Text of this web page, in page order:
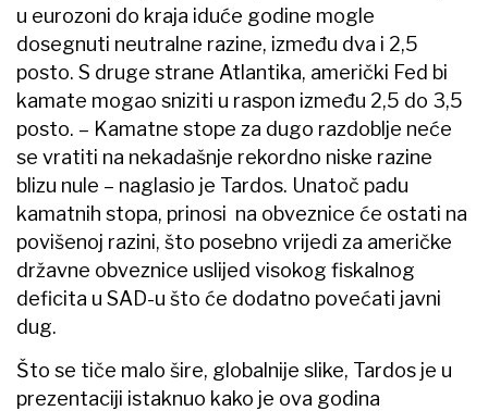
u eurozoni do kraja iduće godine mogle
dosegnuti neutralne razine, između dva i 2,5
posto. S druge strane Atlantika, američki Fed bi
kamate mogao sniziti u raspon između 2,5 do 3,5
posto. – Kamatne stope za dugo razdoblje neće
se vratiti na nekadašnje rekordno niske razine
blizu nule – naglasio je Tardos. Unatoč padu
kamatnih stopa, prinosi na obveznice će ostati na
povišenoj razini, što posebno vrijedi za američke
državne obveznice uslijed visokog fiskalnog
deficita u SAD-u što će dodatno povećati javni
dug.
Što se tiče malo šire, globalnije slike, Tardos je u
prezentaciji istaknuo kako je ova godina